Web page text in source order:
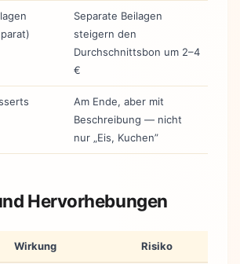
Separate Beilagen
steigern den
Durchschnittsbon um 2–4
€
Am Ende, aber mit
Beschreibung — nicht
nur „Eis, Kuchen”
Hervorhebungen
Wirkung Risiko